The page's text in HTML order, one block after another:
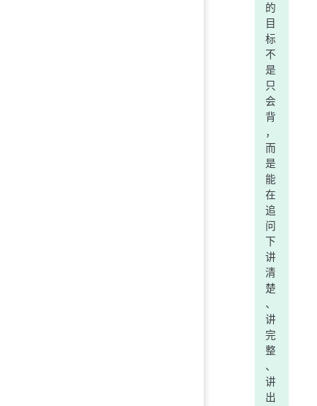
的
目
标
不
是
只
会
背
，
而
是
能
在
追
问
下
讲
清
楚
、
讲
完
整
、
讲
出